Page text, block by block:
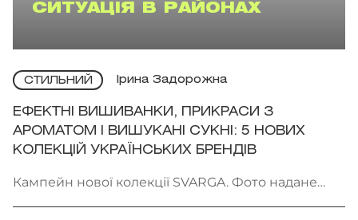
СИТУАЦІЯ В РАЙОНАХ
СТИЛЬНИЙ Ірина Задорожна
ЕФЕКТНІ ВИШИВАНКИ, ПРИКРАСИ З
АРОМАТОМ І ВИШУКАНІ СУКНІ: 5 НОВИХ
КОЛЕКЦІЙ УКРАЇНСЬКИХ БРЕНДІВ
Кампейн нової колекції SVARGA. Фото надане